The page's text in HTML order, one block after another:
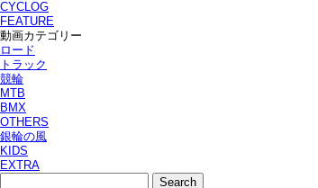
CYCLOG
FEATURE
動画カテゴリー
ロード
トラック
競輪
MTB
BMX
OTHERS
銀輪の風
KIDS
EXTRA